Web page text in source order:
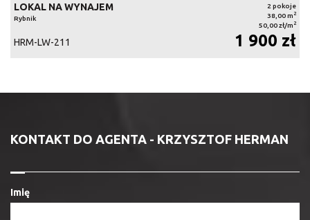
LOKAL NA WYNAJEM
Rybnik
2 pokoje
38,00 m 2
50,00 zł/m 2
HRM-LW-211 1 900 zł
KONTAKT DO AGENTA - KRZYSZTOF HERMAN
Imię